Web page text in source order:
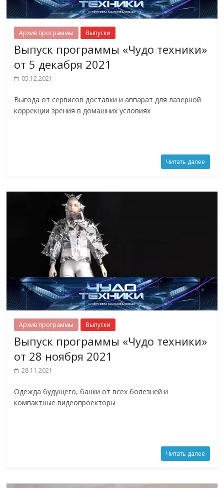
Архив программы Выпуски
Выпуск программы «Чудо техники»
от 5 декабря 2021
05.12.2021
Выгода от сервисов доставки и аппарат для лазерной
коррекции зрения в домашних условиях
Читать далее
Архив программы Выпуски
Выпуск программы «Чудо техники»
от 28 ноября 2021
28.11.2021
Одежда будущего, банки от всех болезней и
компактные видеопроекторы
Читать далее